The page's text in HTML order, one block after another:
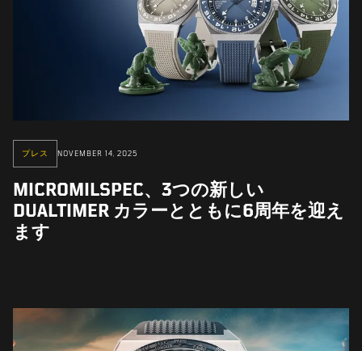
プレス NOVEMBER 14, 2025
MICROMILSPEC、3つの新しい
DUALTIMER カラーとともに6周年を迎え
ます